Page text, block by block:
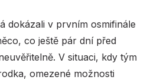
dokázali v prvním osmifinále
co ještě pár dní před
V situaci, kdy tým
omezené možnosti